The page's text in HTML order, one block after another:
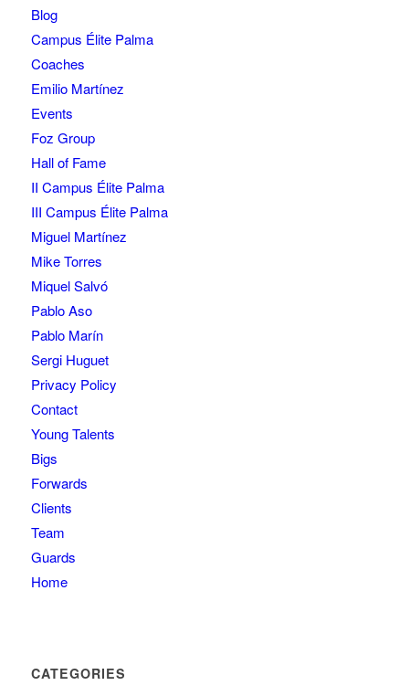
Blog
Campus Élite Palma
Coaches
Emilio Martínez
Events
Foz Group
Hall of Fame
II Campus Élite Palma
III Campus Élite Palma
Miguel Martínez
Mike Torres
Miquel Salvó
Pablo Aso
Pablo Marín
Sergi Huguet
Privacy Policy
Contact
Young Talents
Bigs
Forwards
Clients
Team
Guards
Home
CATEGORIES